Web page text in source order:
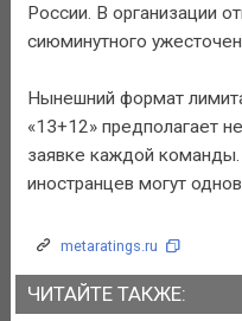
России. В организации
сиюминутного
Нынешний формат
«13+12» предполагает
заявке каждой
иностранцев могут
metaratings.ru
ЧИТАЙТЕ ТАКЖЕ: